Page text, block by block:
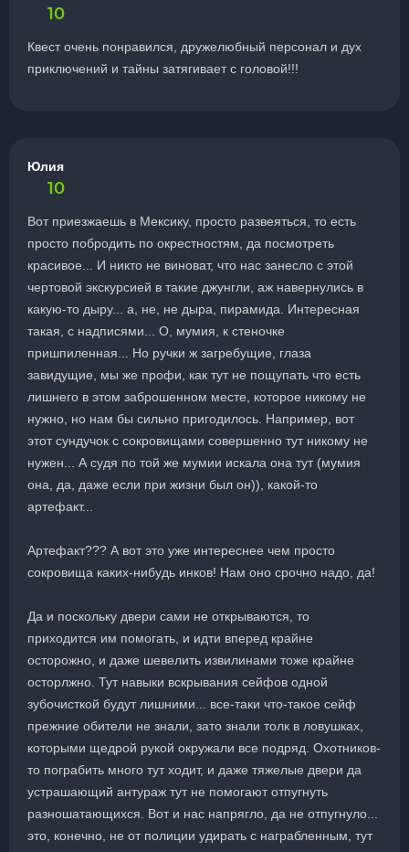
10
Квест очень понравился, дружелюбный персонал и дух
приключений и тайны затягивает с головой!!!
Юлия
10
Вот приезжаешь в Мексику, просто развеяться, то есть
просто побродить по окрестностям, да посмотреть
красивое... И никто не виноват, что нас занесло с этой
чертовой экскурсией в такие джунгли, аж навернулись в
какую-то дыру... а, не, не дыра, пирамида. Интересная
такая, с надписями... О, мумия, к стеночке
пришпиленная... Но ручки ж загребущие, глаза
завидущие, мы же профи, как тут не пощупать что есть
лишнего в этом заброшенном месте, которое никому не
нужно, но нам бы сильно пригодилось. Например, вот
этот сундучок с сокровищами совершенно тут никому не
нужен... А судя по той же мумии искала она тут (мумия
она, да, даже если при жизни был он)), какой-то
артефакт...
Артефакт??? А вот это уже интереснее чем просто
сокровища каких-нибудь инков! Нам оно срочно надо, да!
Да и поскольку двери сами не открываются, то
приходится им помогать, и идти вперед крайне
осторожно, и даже шевелить извилинами тоже крайне
осторлжно. Тут навыки вскрывания сейфов одной
зубочисткой будут лишними... все-таки что-такое сейф
прежние обители не знали, зато знали толк в ловушках,
которыми щедрой рукой окружали все подряд. Охотников-
то пограбить много тут ходит, и даже тяжелые двери да
устрашающий антураж тут не помогают отпугнуть
разношатающихся. Вот и нас напрягло, да не отпугнуло...
это, конечно, не от полиции удирать с награбленным, тут